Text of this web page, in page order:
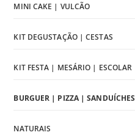
MINI CAKE | VULCÃO
KIT DEGUSTAÇÃO | CESTAS
KIT FESTA | MESÁRIO | ESCOLAR
BURGUER | PIZZA | SANDUÍCHES
NATURAIS